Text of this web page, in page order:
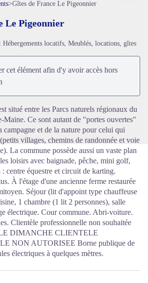
Voir l'image en plein écran
>Gîtes de France Le Pigeonnier
Le Pigeonnier
Hébergements locatifs, Meublés, locations, gîtes
cet élément afin d'y avoir accès hors
situé entre les Parcs naturels régionaux du
Maine. Ce sont autant de "portes ouvertes"
campagne et de la nature pour celui qui
villages, chemins de randonnée et voie
La commune possède aussi un vaste plan
loisirs avec baignade, pêche, mini golf,
centre équestre et circuit de karting.
À l'étage d'une ancienne ferme restaurée
Séjour (lit d'appoint type chauffeuse
1 chambre (1 lit 2 personnes), salle
électrique. Cour commune. Abri-voiture.
Clientèle professionnelle non souhaitée
DIMANCHE CLIENTELE
NON AUTORISEE Borne publique de
électriques à quelques mètres.